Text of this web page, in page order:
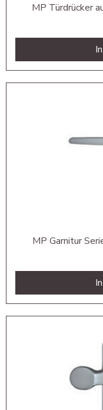
MP Türdrücker
MP Garnitur